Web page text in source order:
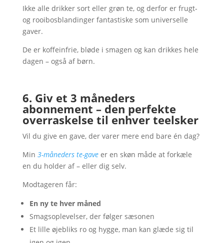
Ikke alle drikker sort eller grøn te, og derfor er frugt-
og rooibosblandinger fantastiske som universelle
gaver.
De er koffeinfrie, bløde i smagen og kan drikkes hele
dagen – også af børn.
6. Giv et 3 måneders
abonnement – den perfekte
overraskelse til enhver teelsker
Vil du give en gave, der varer mere end bare én dag?
Min 3-måneders te-gaveer en skøn måde at forkæle
en du holder af – eller dig selv.
Modtageren får:
En ny te hver måned
Smagsoplevelser, der følger sæsonen
Et lille øjebliks ro og hygge, man kan glæde sig til